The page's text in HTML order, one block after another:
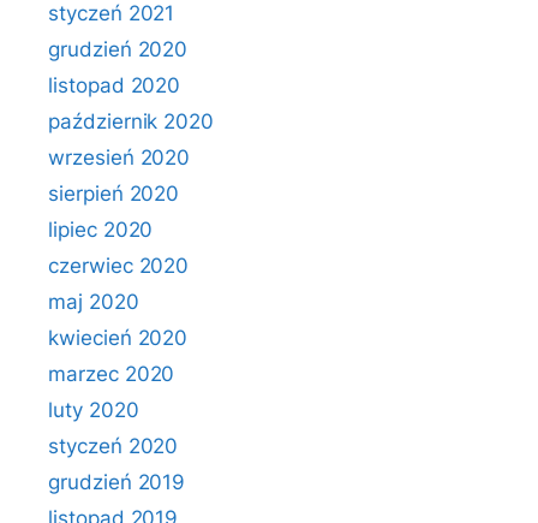
styczeń 2021
grudzień 2020
listopad 2020
październik 2020
wrzesień 2020
sierpień 2020
lipiec 2020
czerwiec 2020
maj 2020
kwiecień 2020
marzec 2020
luty 2020
styczeń 2020
grudzień 2019
listopad 2019